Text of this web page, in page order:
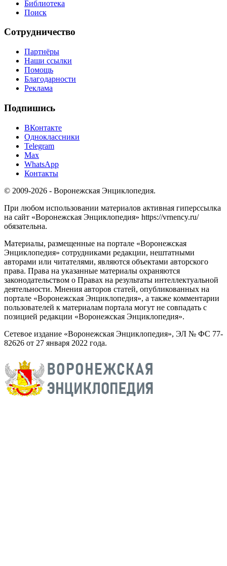
Библиотека
Поиск
Сотрудничество
Партнёры
Наши ссылки
Помощь
Благодарности
Реклама
Подпишись
ВКонтакте
Одноклассники
Telegram
Max
WhatsApp
Контакты
© 2009-2026 - Воронежская Энциклопедия.
При любом использовании материалов активная гиперссылка
на сайт «Воронежская Энциклопедия» https://vrnency.ru/
обязательна.
Материалы, размещенные на портале «Воронежская
Энциклопедия» сотрудниками редакции, нештатными
авторами или читателями, являются объектами авторского
права. Права на указанные материалы охраняются
законодательством о Правах на результаты интеллектуальной
деятельности. Мнения авторов статей, опубликованных на
портале «Воронежская Энциклопедия», а также комментарии
пользователей к материалам портала могут не совпадать с
позицией редакции «Воронежская Энциклопедия».
Сетевое издание «Воронежская Энциклопедия», ЭЛ № ФС 77-
82626 от 27 января 2022 года.